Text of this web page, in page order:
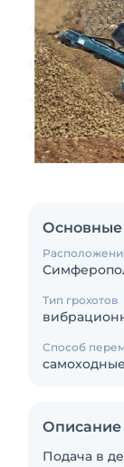
Основные
Тип грохотов
Способ
самоходные
Описание
Подача в